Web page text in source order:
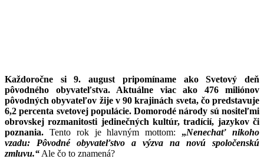
Každoročne si 9. august pripomíname ako Svetový deň
pôvodného obyvateľstva. Aktuálne viac ako 476 miliónov
pôvodných obyvateľov žije v 90 krajinách sveta, čo predstavuje
6,2 percenta svetovej populácie. Domorodé národy sú nositeľmi
obrovskej rozmanitosti jedinečných kultúr, tradícií, jazykov či
poznania. Tento rok je hlavným mottom: „Nenechať nikoho
vzadu: Pôvodné obyvateľstvo a výzva na novú spoločenskú
zmluvu.“ Ale čo to znamená?